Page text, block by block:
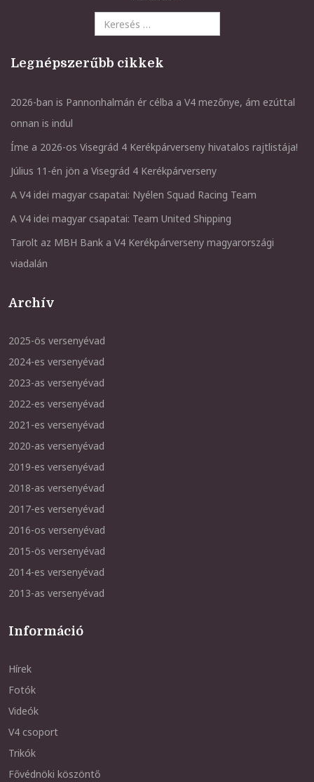
Legnépszerűbb cikkek
2026-ban is Pannonhalmán ér célba a V4 mezőnye, ám ezúttal
onnan is indul
Íme a 2026-os Visegrád 4 Kerékpárverseny hivatalos rajtlistája!
Július 11-én jön a Visegrád 4 Kerékpárverseny
A V4 idei magyar csapatai: Nyélen Squad Racing Team
A V4 idei magyar csapatai: Team United Shipping
Tarolt az MBH Bank a V4 Kerékpárverseny magyarországi
viadalán
Archív
2025-ös versenyévad
2024-es versenyévad
2023-as versenyévad
2022-es versenyévad
2021-es versenyévad
2020-as versenyévad
2019-es versenyévad
2018-as versenyévad
2017-es versenyévad
2016-os versenyévad
2015-ös versenyévad
2014-es versenyévad
2013-as versenyévad
Információ
Hírek
Fotók
Videók
V4 csoport
Trikók
Fővédnöki köszöntő